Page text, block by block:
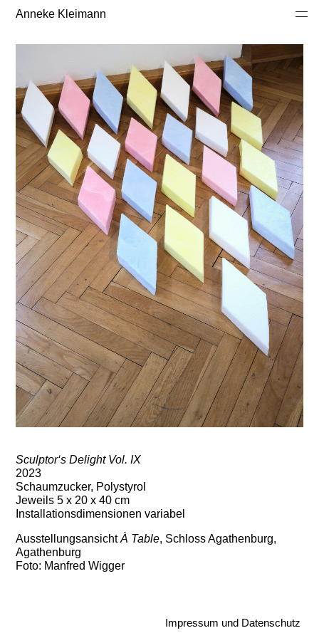
Anneke Kleimann
Sculptor‘s Delight Vol. IX
2023
Schaumzucker, Polystyrol
Jeweils 5 x 20 x 40 cm
Installationsdimensionen variabel
AusstellungsansichtÀ Table, Schloss Agathenburg,
Agathenburg
Foto: Manfred Wigger
Impressum und Datenschutz